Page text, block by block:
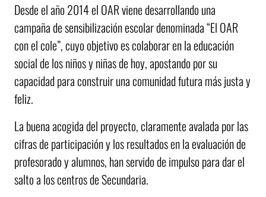
Desde el año 2014 el OAR viene desarrollando una
campaña de sensibilización escolar denominada “El OAR
con el cole”, cuyo objetivo es colaborar en la educación
social de los niños y niñas de hoy, apostando por su
capacidad para construir una comunidad futura más justa y
feliz.
La buena acogida del proyecto, claramente avalada por las
cifras de participación y los resultados en la evaluación de
profesorado y alumnos, han servido de impulso para dar el
salto a los centros de Secundaria.